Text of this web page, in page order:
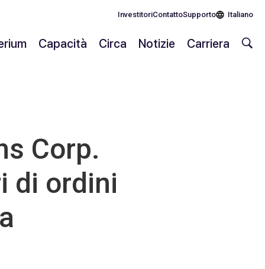
InvestitoriContattoSupporto Italiano
Capacità Circa Notizie Carriera
Corp.
di ordini